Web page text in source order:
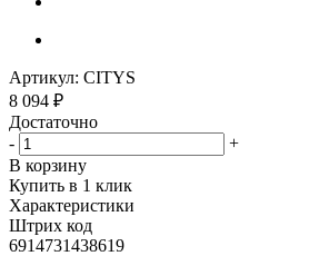
Артикул: CITYS
8 094 ₽
Достаточно
-
+
В корзину
Купить в 1 клик
Характеристики
Штрих код
6914731438619